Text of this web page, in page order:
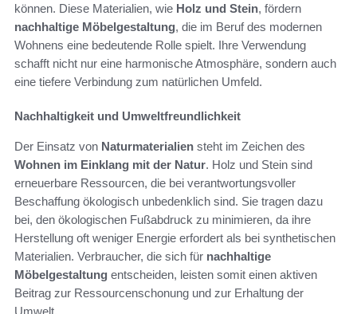
können. Diese Materialien, wie Holz und Stein, fördern
nachhaltige Möbelgestaltung, die im Beruf des modernen
Wohnens eine bedeutende Rolle spielt. Ihre Verwendung
schafft nicht nur eine harmonische Atmosphäre, sondern auch
eine tiefere Verbindung zum natürlichen Umfeld.
Nachhaltigkeit und Umweltfreundlichkeit
Der Einsatz von Naturmaterialien steht im Zeichen des
Wohnen im Einklang mit der Natur. Holz und Stein sind
erneuerbare Ressourcen, die bei verantwortungsvoller
Beschaffung ökologisch unbedenklich sind. Sie tragen dazu
bei, den ökologischen Fußabdruck zu minimieren, da ihre
Herstellung oft weniger Energie erfordert als bei synthetischen
Materialien. Verbraucher, die sich für nachhaltige
Möbelgestaltung entscheiden, leisten somit einen aktiven
Beitrag zur Ressourcenschonung und zur Erhaltung der
Umwelt.